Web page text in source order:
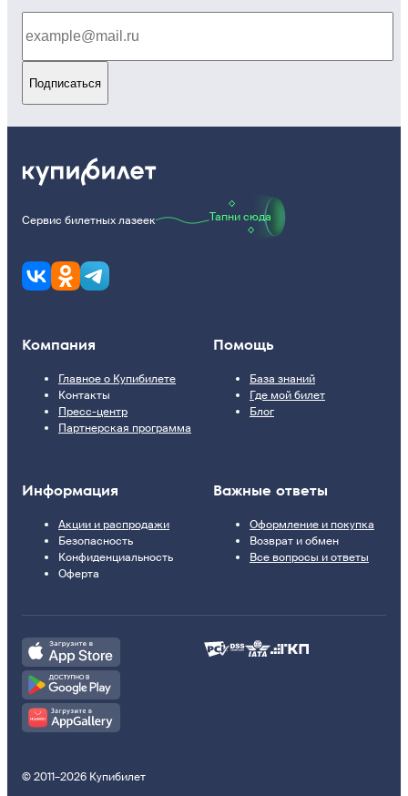
Подписаться
Сервис билетных лазеек Тапни сюда
Компания
Главное о Купибилете
Контакты
Пресс-центр
Партнерская программа
Помощь
База знаний
Где мой билет
Блог
Информация
Акции и распродажи
Безопасность
Конфиденциальность
Оферта
Важные ответы
Оформление и покупка
Возврат и обмен
Все вопросы и ответы
© 2011–2026 Купибилет